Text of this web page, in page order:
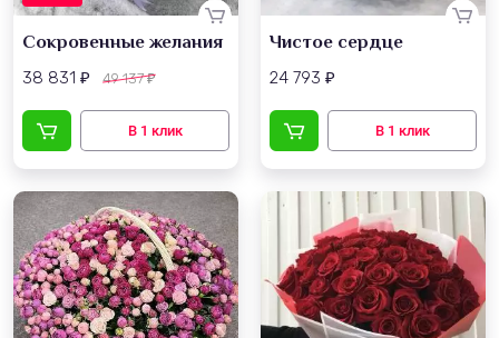
Сокровенные желания
38 831 ₽ 49 137₽
Чистое сердце
24 793 ₽